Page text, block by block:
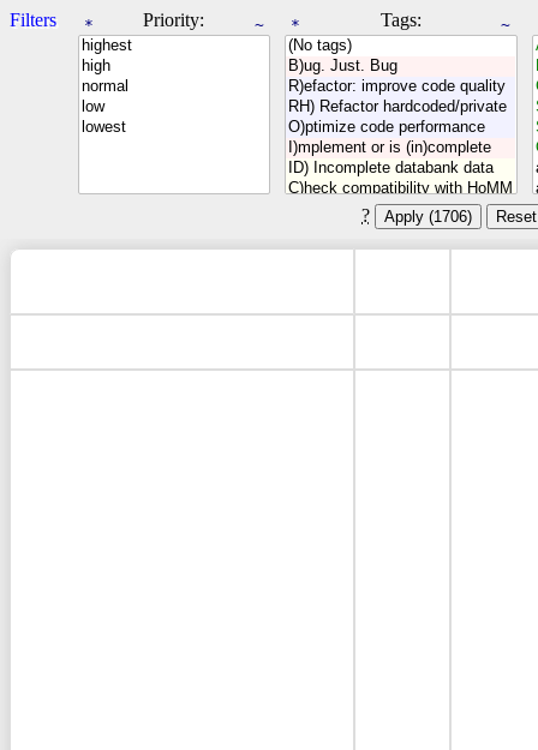
Filters Priority:
* ~ Tags:
* ~
? Apply (1706) Reset